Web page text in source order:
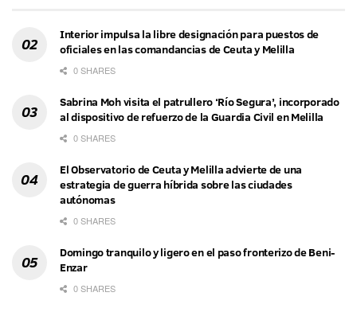
Interior impulsa la libre designación para puestos de
oficiales en las comandancias de Ceuta y Melilla
0 SHARES
Sabrina Moh visita el patrullero ‘Río Segura’, incorporado
al dispositivo de refuerzo de la Guardia Civil en Melilla
0 SHARES
El Observatorio de Ceuta y Melilla advierte de una
estrategia de guerra híbrida sobre las ciudades
autónomas
0 SHARES
Domingo tranquilo y ligero en el paso fronterizo de Beni-
Enzar
0 SHARES